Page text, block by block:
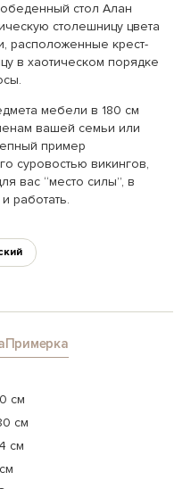
стол Алан
столешницу цвета
расположенные крест-
в хаотическом порядке
мебели в 180 см
вашей семьи или
пример
суровостью викингов,
вас “место силы”, в
работать.
Примерка
см
см
см